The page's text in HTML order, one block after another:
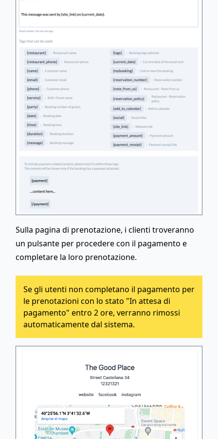
Sulla pagina di prenotazione, i clienti troveranno
un pulsante per procedere con il pagamento e
completare la loro prenotazione.
Se gli utenti non completano il pagamento per
le prenotazioni con lo stato "In attesa di
pagamento" entro 2 ore, verranno rimossi
automaticamente dal sistema.